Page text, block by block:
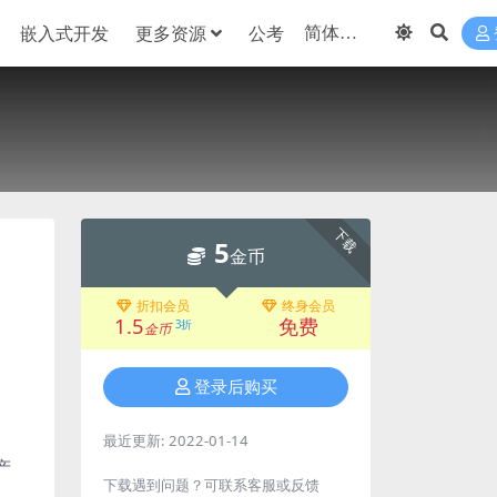
嵌入式开发 更多资源 公考
下载
5金币
折扣会员
1.5金币 3折
终身会员
免费
登录后购买
最近更新: 2022-01-14
下载遇到问题？可联系客服或反馈